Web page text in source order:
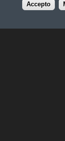
Accepto